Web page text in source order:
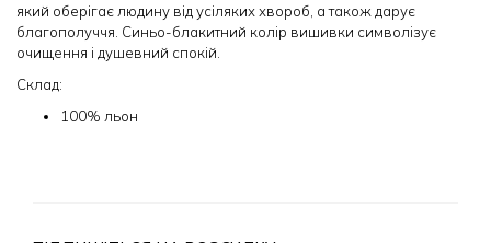
який оберігає людину від усіляких хвороб, а також дарує
благополуччя. Синьо-блакитний колір вишивки символізує
очищення і душевний спокій.
Склад:
100% льон